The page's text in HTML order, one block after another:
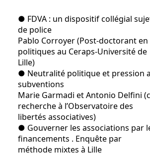
● FDVA : un dispositif collégial
de police
Pablo Corroyer (Post-doctorant en
politiques au Ceraps-Université de
Lille)
● Neutralité politique et pression
subventions
Marie Garmadi et Antonio Delfini
recherche à l’Observatoire des
libertés associatives)
● Gouverner les associations par
financements . Enquête par
méthode mixtes à Lille